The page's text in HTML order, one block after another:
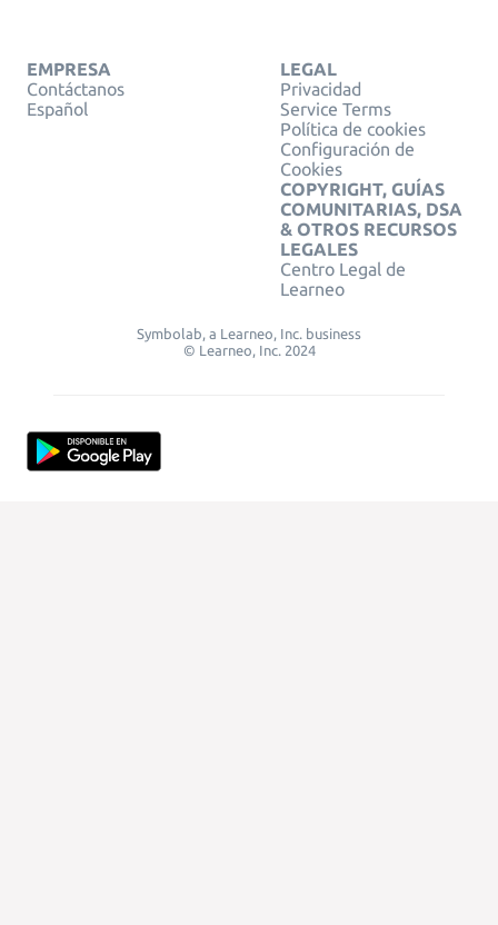
EMPRESA
Contáctanos
Español
LEGAL
Privacidad
Service Terms
Política de cookies
Configuración de
Cookies
COPYRIGHT, GUÍAS
COMUNITARIAS, DSA
& OTROS RECURSOS
LEGALES
Centro Legal de
Learneo
Symbolab, a Learneo, Inc. business
© Learneo, Inc. 2024